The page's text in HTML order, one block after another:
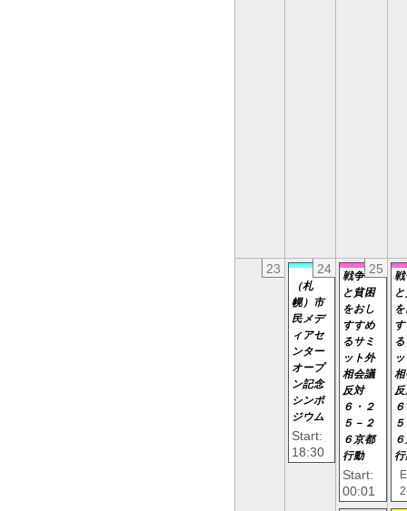
23 24
（札
幌）市
民メデ
ィアセ
ンター
オープ
ン記念
シンポ
ジウム
Start:
18:30
25
戦争
と貧困
をおし
すすめ
るサミ
ット外
相会議
反対
６・２
５－２
６京都
行動
Start:
00:01
戦
相
行